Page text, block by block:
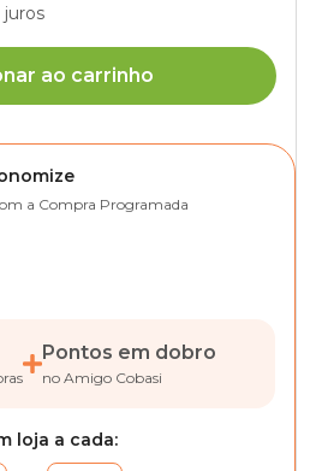
juros
ao carrinho
a Compra Programada
Pontos em dobro
no Amigo Cobasi
loja a cada: